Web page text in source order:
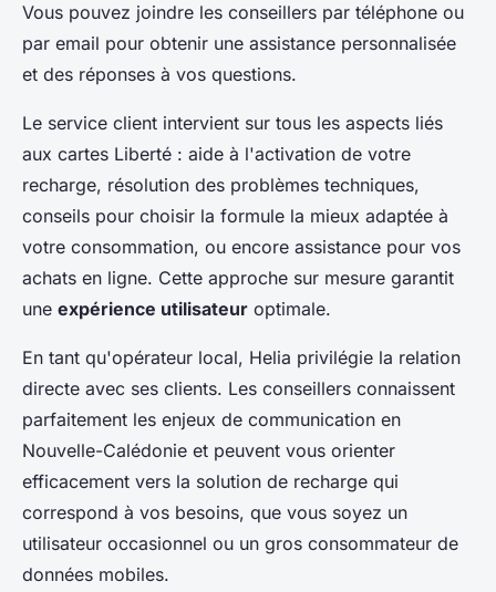
Vous pouvez joindre les conseillers par téléphone ou
par email pour obtenir une assistance personnalisée
et des réponses à vos questions.
Le service client intervient sur tous les aspects liés
aux cartes Liberté : aide à l'activation de votre
recharge, résolution des problèmes techniques,
conseils pour choisir la formule la mieux adaptée à
votre consommation, ou encore assistance pour vos
achats en ligne. Cette approche sur mesure garantit
une expérience utilisateur optimale.
En tant qu'opérateur local, Helia privilégie la relation
directe avec ses clients. Les conseillers connaissent
parfaitement les enjeux de communication en
Nouvelle-Calédonie et peuvent vous orienter
efficacement vers la solution de recharge qui
correspond à vos besoins, que vous soyez un
utilisateur occasionnel ou un gros consommateur de
données mobiles.